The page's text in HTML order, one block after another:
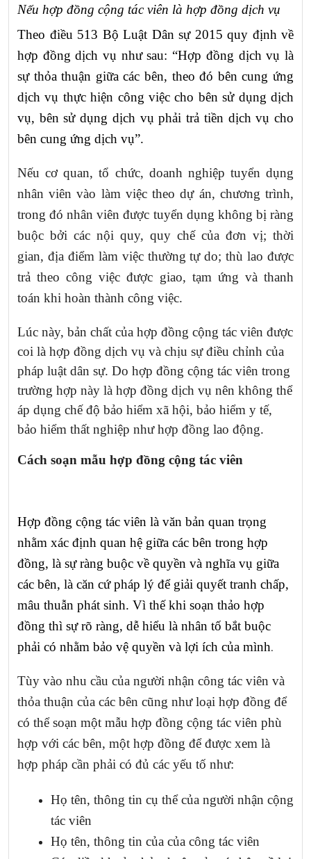
Nếu hợp đồng cộng tác viên là hợp đồng dịch vụ
Theo điều 513 Bộ Luật Dân sự 2015 quy định về
hợp đồng dịch vụ như sau: “Hợp đồng dịch vụ là
sự thỏa thuận giữa các bên, theo đó bên cung ứng
dịch vụ thực hiện công việc cho bên sử dụng dịch
vụ, bên sử dụng dịch vụ phải trả tiền dịch vụ cho
bên cung ứng dịch vụ”.
Nếu cơ quan, tổ chức, doanh nghiệp tuyển dụng
nhân viên vào làm việc theo dự án, chương trình,
trong đó nhân viên được tuyển dụng không bị ràng
buộc bởi các nội quy, quy chế của đơn vị; thời
gian, địa điểm làm việc thường tự do; thù lao được
trả theo công việc được giao, tạm ứng và thanh
toán khi hoàn thành công việc.
Lúc này, bản chất của hợp đồng cộng tác viên được
coi là hợp đồng dịch vụ và chịu sự điều chỉnh của
pháp luật dân sự. Do hợp đồng cộng tác viên trong
trường hợp này là hợp đồng dịch vụ nên không thể
áp dụng chế độ bảo hiểm xã hội, bảo hiểm y tế,
bảo hiểm thất nghiệp như hợp đồng lao động.
Cách soạn mẫu hợp đồng cộng tác viên
Hợp đồng cộng tác viên là văn bản quan trọng
nhằm xác định quan hệ giữa các bên trong hợp
đồng, là sự ràng buộc về quyền và nghĩa vụ giữa
các bên, là căn cứ pháp lý để giải quyết tranh chấp,
mâu thuẫn phát sinh. Vì thế khi soạn thảo hợp
đồng thì sự rõ ràng, dễ hiểu là nhân tố bắt buộc
phải có nhằm bảo vệ quyền và lợi ích của mình.
Tùy vào nhu cầu của người nhận công tác viên và
thỏa thuận của các bên cũng như loại hợp đồng để
có thể soạn một mẫu hợp đồng cộng tác viên phù
hợp với các bên, một hợp đồng để được xem là
hợp pháp cần phải có đủ các yếu tố như:
Họ tên, thông tin cụ thể của người nhận cộng
tác viên
Họ tên, thông tin của của công tác viên